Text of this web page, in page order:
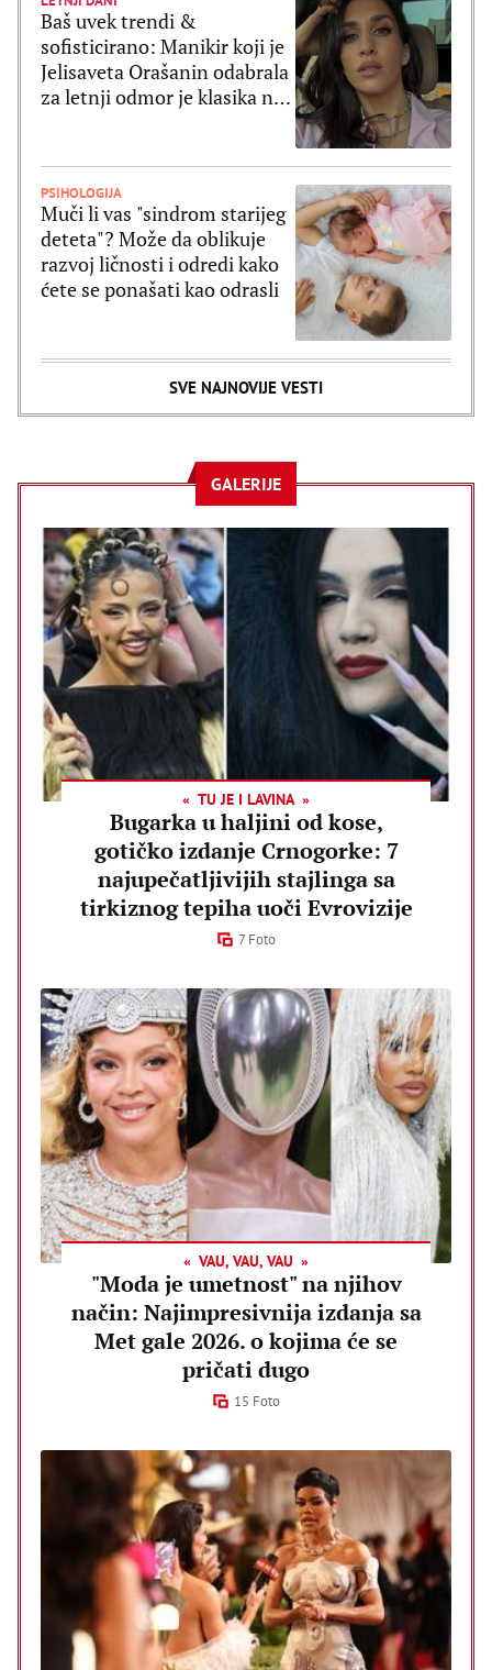
Baš uvek trendi &
sofisticirano: Manikir koji je
Jelisaveta Orašanin odabrala
za letnji odmor je klasika na
PSIHOLOGIJA
Muči li vas "sindrom starijeg
deteta"? Može da oblikuje
razvoj ličnosti i odredi kako
ćete se ponašati kao odrasli
SVE NAJNOVIJE VESTI
GALERIJE
TU JE I LAVINA
Bugarka u haljini od kose,
gotičko izdanje Crnogorke: 7
najupečatljivijih stajlinga sa
tirkiznog tepiha uoči Evrovizije
7 Foto
VAU, VAU, VAU
"Moda je umetnost" na njihov
način: Najimpresivnija izdanja sa
Met gale 2026. o kojima će se
pričati dugo
15 Foto